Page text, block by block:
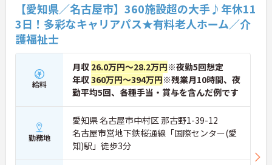
【愛知県／名古屋市】360施設超の大手♪年休11
3日！多彩なキャリアパス★有料老人ホーム／介
護福祉士
給料
月収 26.0万円～28.2万円※夜勤5回想定
年収360万円～394万円※残業月10時間、夜
勤平均5回、各種手当・賞与を含んだ例です
勤務地
愛知県 名古屋市中村区 那古野1-39-12
名古屋市営地下鉄桜通線「国際センター(愛
知)駅」徒歩3分